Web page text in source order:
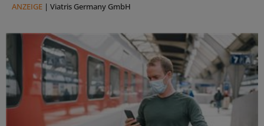
ANZEIGE | Viatris Germany GmbH